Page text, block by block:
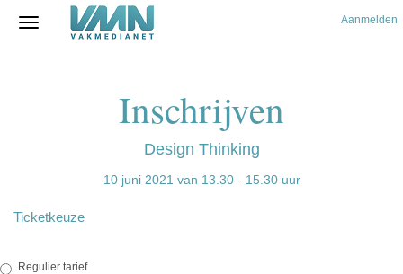
Aanmelden
Inschrijven
Design Thinking
10 juni 2021 van 13.30 - 15.30 uur
Ticketkeuze
Regulier tarief